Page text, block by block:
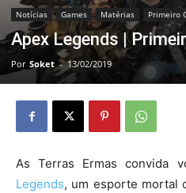
Notícias Games Matérias Primeiro
Apex Legends |
Por Soket - 13/02/2019
As Terras Ermas convida
Legends, um esporte mortal